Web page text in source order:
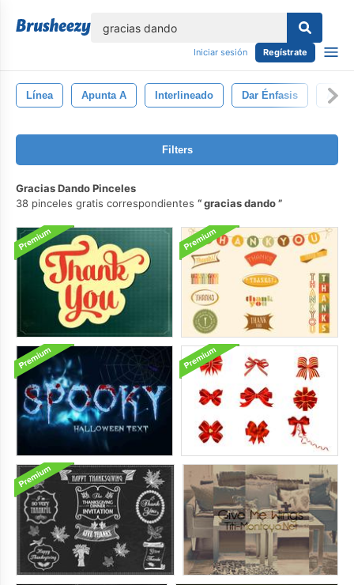
Iniciar sesión Regístrate
Línea Apunta A Interlineado Dar Énfasis
Filters
Gracias Dando Pinceles
38 pinceles gratis correspondientes
gracias dando